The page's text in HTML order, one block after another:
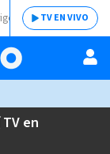
ChavesTV EN VIVO
TV en